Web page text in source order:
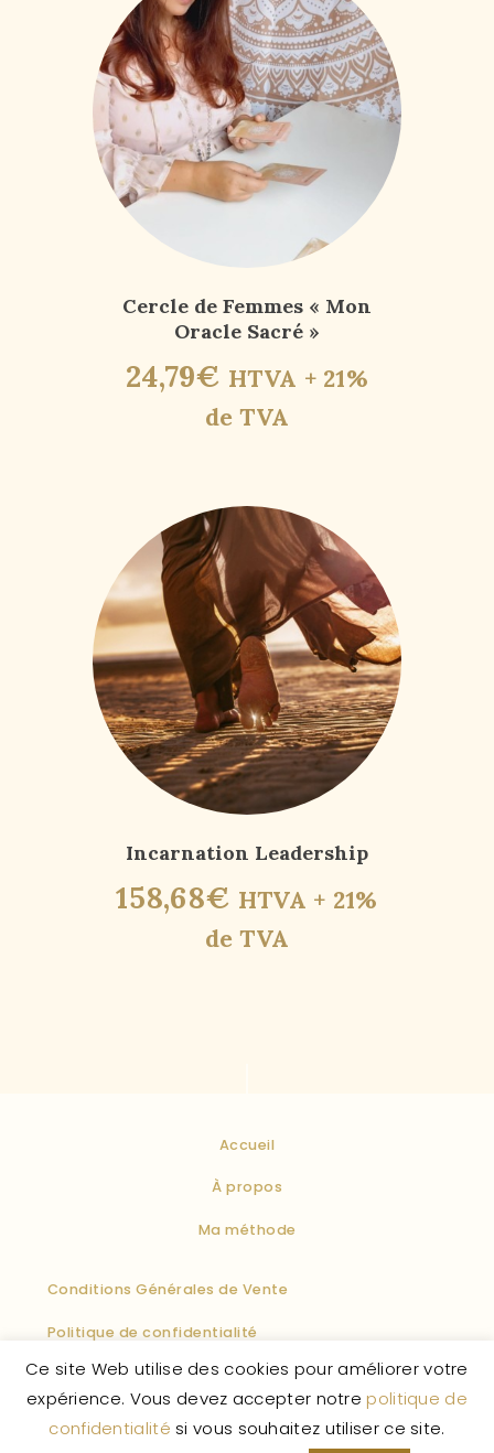
Cercle de Femmes « Mon
Oracle Sacré »
24,79€ HTVA + 21%
de TVA
Incarnation Leadership
158,68€ HTVA + 21%
de TVA
Accueil
À propos
Ma méthode
Conditions Générales de Vente
Politique de confidentialité
Politique des cookies Mentions légales F.A.Q
Ce site Web utilise des cookies pour améliorer votre
expérience. Vous devez accepter notre politique de
confidentialité si vous souhaitez utiliser ce site.